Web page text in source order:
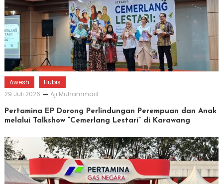
Awesh
Hubis
29 Juli 2026
Aji Muhammad
Pertamina EP Dorong Perlindungan Perempuan dan Anak
melalui Talkshow “Cemerlang Lestari” di Karawang